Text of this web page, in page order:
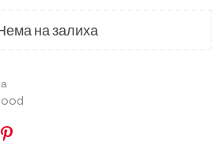
на залиха
Pinterest